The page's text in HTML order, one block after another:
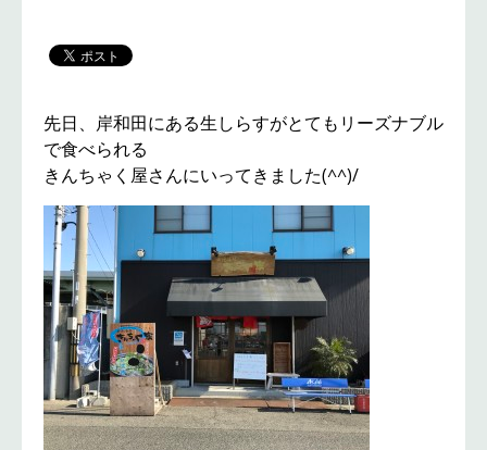
先日、岸和田にある生しらすがとてもリーズナブル
で食べられる
きんちゃく屋さんにいってきました(^^)/